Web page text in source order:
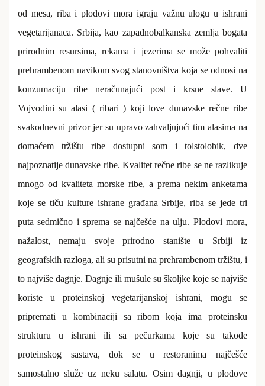
od mesa, riba i plodovi mora igraju važnu ulogu u ishrani
vegetarijanaca. Srbija, kao zapadnobalkanska zemlja bogata
prirodnim resursima, rekama i jezerima se može pohvaliti
prehrambenom navikom svog stanovništva koja se odnosi na
konzumaciju ribe neračunajući post i krsne slave. U
Vojvodini su alasi ( ribari ) koji love dunavske rečne ribe
svakodnevni prizor jer su upravo zahvaljujući tim alasima na
domaćem tržištu ribe dostupni som i tolstolobik, dve
najpoznatije dunavske ribe. Kvalitet rečne ribe se ne razlikuje
mnogo od kvaliteta morske ribe, a prema nekim anketama
koje se tiču kulture ishrane građana Srbije, riba se jede tri
puta sedmično i sprema se najčešće na ulju. Plodovi mora,
nažalost, nemaju svoje prirodno stanište u Srbiji iz
geografskih razloga, ali su prisutni na prehrambenom tržištu, i
to najviše dagnje. Dagnje ili mušule su školjke koje se najviše
koriste u proteinskoj vegetarijanskoj ishrani, mogu se
pripremati u kombinaciji sa ribom koja ima proteinsku
strukturu u ishrani ili sa pečurkama koje su takođe
proteinskog sastava, dok se u restoranima najčešće
samostalno služe uz neku salatu. Osim dagnji, u plodove